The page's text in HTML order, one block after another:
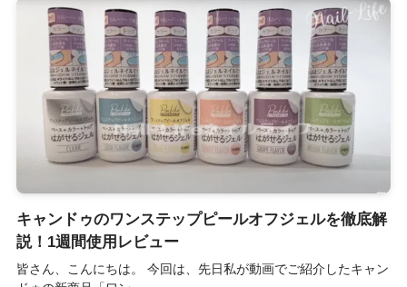
キャンドゥのワンステップピールオフジェルを徹底解
説！1週間使用レビュー
皆さん、こんにちは。 今回は、先日私が動画でご紹介したキャン